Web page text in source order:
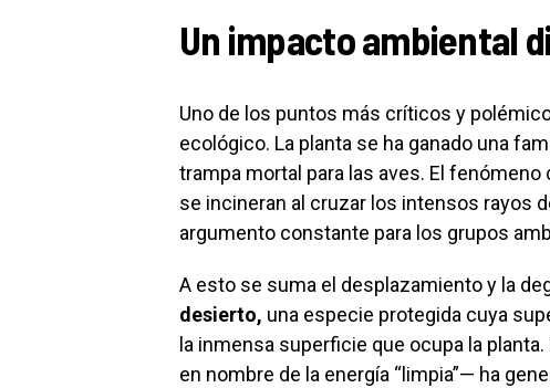
Un impacto ambiental
Uno de los puntos más críticos y
ecológico. La planta se ha ganado una
trampa mortal para las aves. El fenómeno
se incineran al cruzar los intensos rayos
argumento constante para los grupos
A esto se suma el desplazamiento y la
desierto, una especie protegida cuya
la inmensa superficie que ocupa la
en nombre de la energía “limpia”— ha